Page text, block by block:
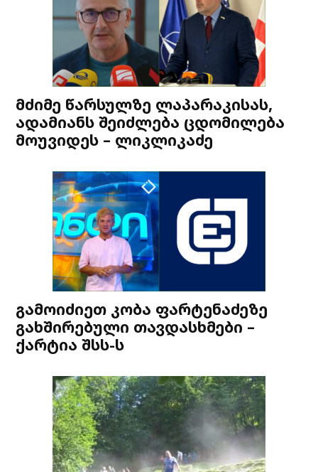
მძიმე წარსულზე ლაპარაკისას,
ადამიანს შეიძლება ცდომილება
მოუვიდეს – ლიკლიკაძე
გამოიძიეთ კობა ფარტენაძეზე
გახშირებული თავდასხმები –
ქარტია შსს-ს